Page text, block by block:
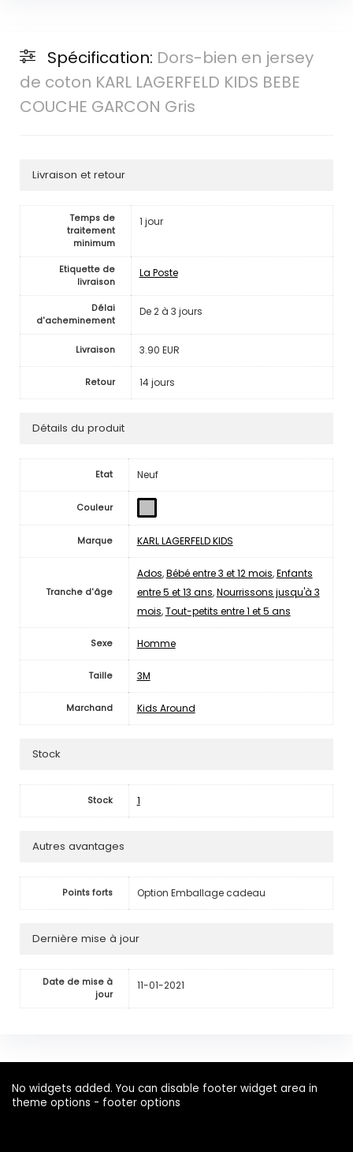
Spécification: Dors-bien en jersey
de coton KARL LAGERFELD KIDS BEBE
COUCHE GARCON Gris
Livraison et retour
Temps de
traitement
minimum
1 jour
Etiquette de
livraison
La Poste
Délai
d'acheminement
De 2 à 3 jours
Livraison 3.90 EUR
Retour 14 jours
Détails du produit
Etat Neuf
Couleur
Marque KARL LAGERFELD KIDS
Tranche d'âge
Ados,Bébé entre 3 et 12 mois,Enfants
entre 5 et 13 ans,Nourrissons jusqu'à 3
mois,Tout-petits entre 1 et 5 ans
Sexe Homme
Taille 3M
Marchand Kids Around
Stock
Stock 1
Autres avantages
Points forts Option Emballage cadeau
Dernière mise à jour
Date de mise à
jour
11-01-2021
No widgets added. You can disable footer widget area in
theme options - footer options